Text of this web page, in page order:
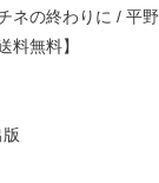
ネの終わりに / 平
料無料】